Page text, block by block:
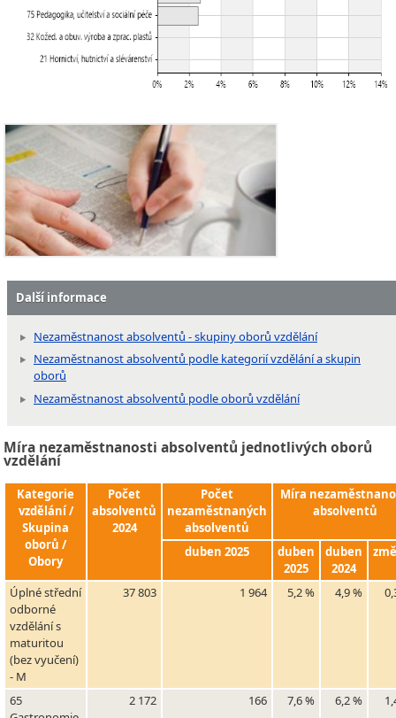
Další informace
Nezaměstnanost absolventů - skupiny oborů vzdělání
Nezaměstnanost absolventů podle kategorií vzdělání a skupin
oborů
Nezaměstnanost absolventů podle oborů vzdělání
Míra nezaměstnanosti absolventů jednotlivých oborů
vzdělání
Kategorie
vzdělání /
Skupina
oborů /
Obory
Počet
absolventů
2024
Počet
nezaměstnaných
absolventů
Míra
absolventů
duben 2025
duben
2025
duben
2024
Úplné střední
odborné
vzdělání s
maturitou
(bez vyučení)
- M
37 803 1 964 5,2 % 4,9 %
65
2 172 166 7,6 % 6,2 %